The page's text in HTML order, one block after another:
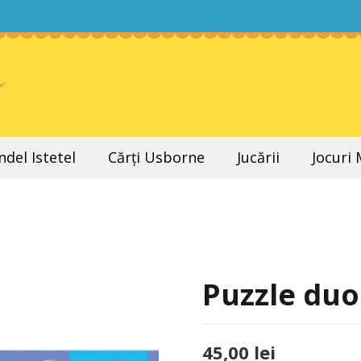
Istetel Cărți Usborne Jucării Jocuri
Puzzle
45,00 lei